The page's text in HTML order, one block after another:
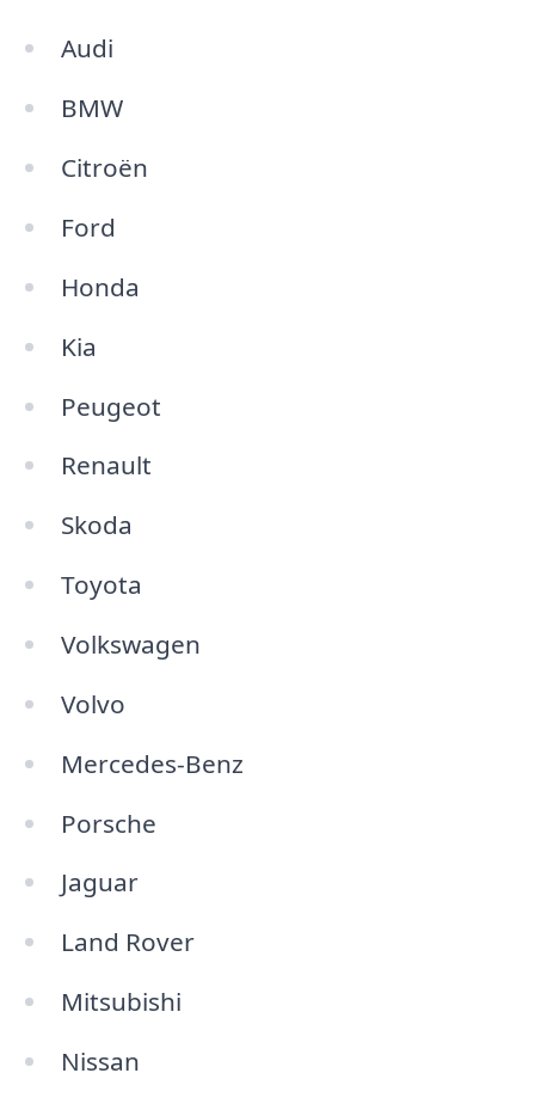
Audi
BMW
Citroën
Ford
Honda
Kia
Peugeot
Renault
Skoda
Toyota
Volkswagen
Volvo
Mercedes-Benz
Porsche
Jaguar
Land Rover
Mitsubishi
Nissan